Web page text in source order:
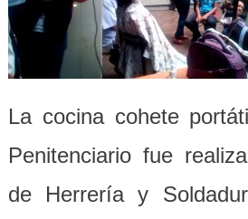
La cocina cohete
Penitenciario fue
de Herrería y